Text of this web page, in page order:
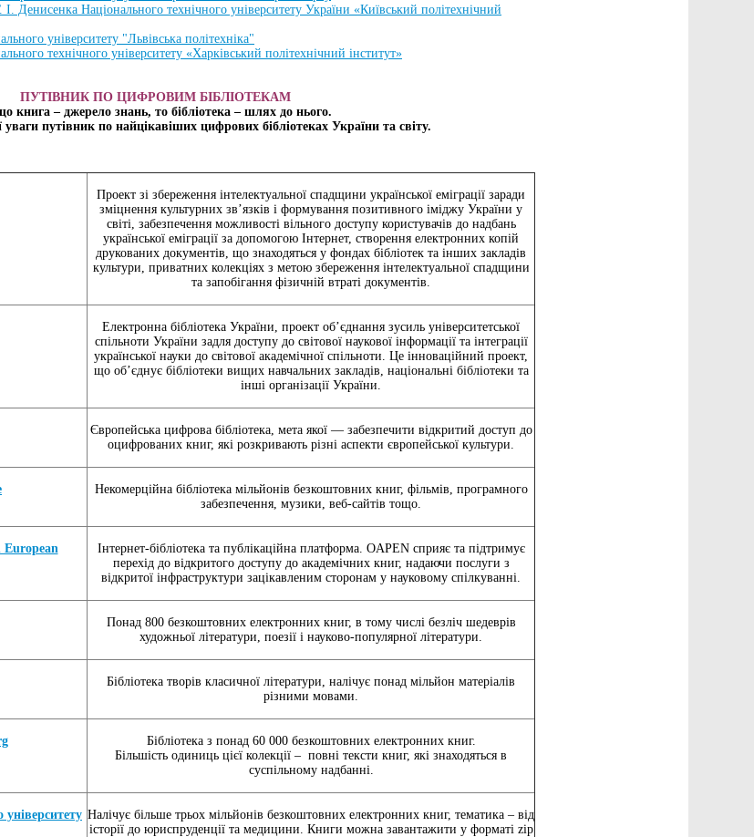
І. Денисенка Національного технічного університету України «Київський політехнічний
університету "Львівська політехніка"
технічного університету «Харківський політехнічний інститут»
ПУТІВНИК ПО ЦИФРОВИМ БІБЛІОТЕКАМ
книга – джерело знань, то бібліотека – шлях до нього.
путівник по найцікавіших цифрових бібліотеках України та світу.
Проект зі збереження інтелектуальної спадщини української еміграції заради
зміцнення культурних зв’язків і формування позитивного іміджу України у
світі, забезпечення можливості вільного доступу користувачів до надбань
української еміграції за допомогою Інтернет, створення електронних копій
друкованих документів, що знаходяться у фондах бібліотек та інших закладів
культури, приватних колекціях з метою збереження інтелектуальної спадщини
та запобігання фізичній втраті документів.
Електронна бібліотека України, проект об’єднання зусиль університетської
спільноти України задля доступу до світової наукової інформації та інтеграції
української науки до світової академічної спільноти. Це інноваційний проект,
що об’єднує бібліотеки вищих навчальних закладів, національні бібліотеки та
інші організації України.
Європейська цифрова бібліотека, мета якої — забезпечити відкритий доступ до
оцифрованих книг, які розкривають різні аспекти європейської культури.
Некомерційна бібліотека мільйонів безкоштовних книг, фільмів, програмного
забезпечення, музики, веб-сайтів тощо.
European
Інтернет-бібліотека та публікаційна платформа. OAPEN сприяє та підтримує
перехід до відкритого доступу до академічних книг, надаючи послуги з
відкритої інфраструктури зацікавленим сторонам у науковому спілкуванні.
Понад 800 безкоштовних електронних книг, в тому числі безліч шедеврів
художньої літератури, поезії і науково-популярної літератури.
Бібліотека творів класичної літератури, налічує понад мільйон матеріалів
різними мовами.
Бібліотека з понад 60 000 безкоштовних електронних книг.
Більшість одиниць цієї колекції – повні тексти книг, які знаходяться в
суспільному надбанні.
університету Налічує більше трьох мільйонів безкоштовних електронних книг, тематика – від
історії до юриспруденції та медицини. Книги можна завантажити у форматі zip